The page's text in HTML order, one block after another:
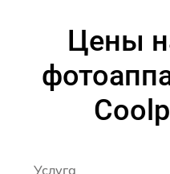
Цены
Услуга